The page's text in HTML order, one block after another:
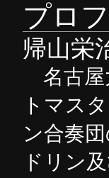
プロ
帰山栄
名古屋
トマス
ン合奏
ドリン